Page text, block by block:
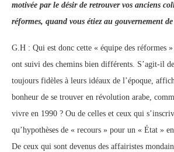
motivée par le désir de retrouver vos anciens
réformes, quand vous étiez au gouvernement
G.H : Qui est donc cette « équipe des réformes
ont suivi des chemins bien différents. S’agit-il
toujours fidèles à leurs idéaux de l’époque,
bonheur de se trouver en révolution arabe,
vivre en 1990 ? Ou de celles et ceux qui
qu’hypothèses de « recours » pour un « État »
De ceux qui sont devenus des affairistes